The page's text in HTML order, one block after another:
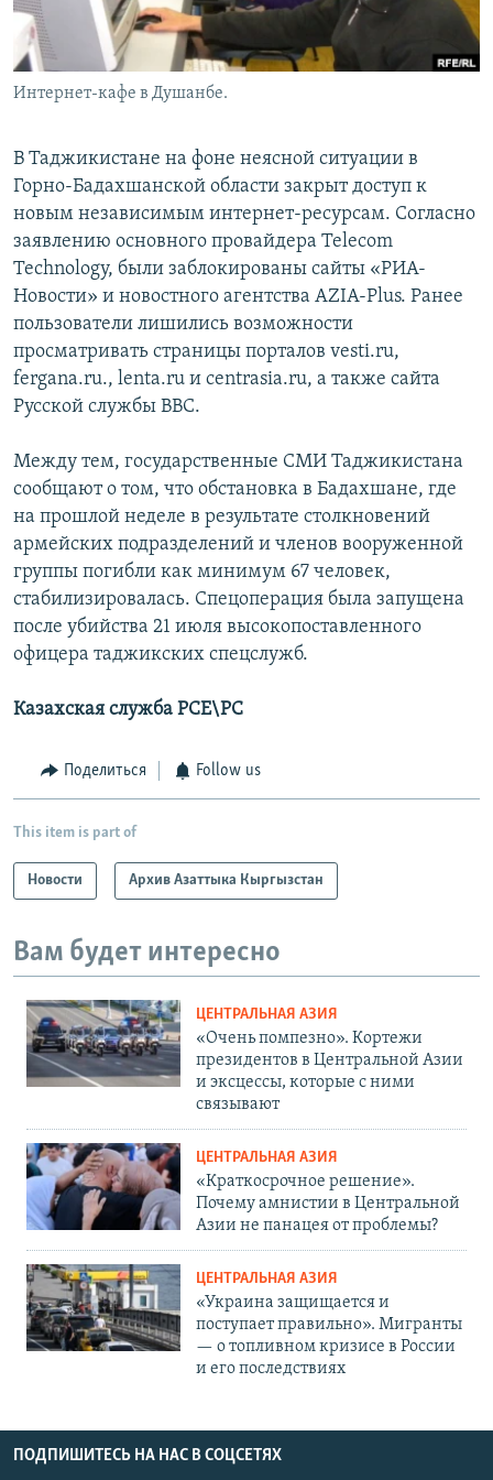
Интернет-кафе в Душанбе.
В Таджикистане на фоне неясной ситуации в
Горно-Бадахшанской области закрыт доступ к
новым независимым интернет-ресурсам. Согласно
заявлению основного провайдера Telecom
Technology, были заблокированы сайты «РИА-
Новости» и новостного агентства AZIA-Plus. Ранее
пользователи лишились возможности
просматривать страницы порталов vesti.ru,
fergana.ru., lenta.ru и centrasia.ru, а также сайта
Русской службы BBC.
Между тем, государственные СМИ Таджикистана
сообщают о том, что обстановка в Бадахшане, где
на прошлой неделе в результате столкновений
армейских подразделений и членов вооруженной
группы погибли как минимум 67 человек,
стабилизировалась. Спецоперация была запущена
после убийства 21 июля высокопоставленного
офицера таджикских спецслужб.
Казахская служба РСЕ\РС
Поделиться Follow us
This item is part of
Новости Архив Азаттыка Кыргызстан
Вам будет интересно
ЦЕНТРАЛЬНАЯ АЗИЯ
«Очень помпезно». Кортежи
президентов в Центральной Азии
и эксцессы, которые с ними
связывают
ЦЕНТРАЛЬНАЯ АЗИЯ
«Краткосрочное решение».
Почему амнистии в Центральной
Азии не панацея от проблемы?
ЦЕНТРАЛЬНАЯ АЗИЯ
«Украина защищается и
поступает правильно». Мигранты
— о топливном кризисе в России
и его последствиях
ПОДПИШИТЕСЬ НА НАС В СОЦСЕТЯХ